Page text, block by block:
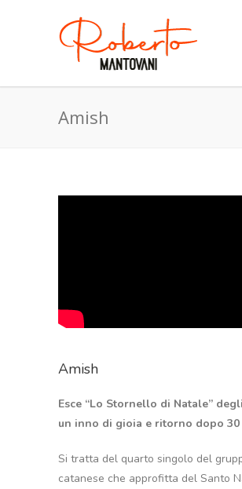
Amish
Amish
Esce “Lo Stornello di Natale”
un inno di gioia e ritorno dopo 30
Si tratta del quarto singolo del
catanese che approfitta del Santo